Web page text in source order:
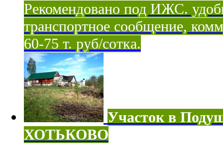
Рекомендовано под ИЖС.
транспортное сообщение,
60-75 т. руб/сотка.
Участок в
ХОТЬКОВО